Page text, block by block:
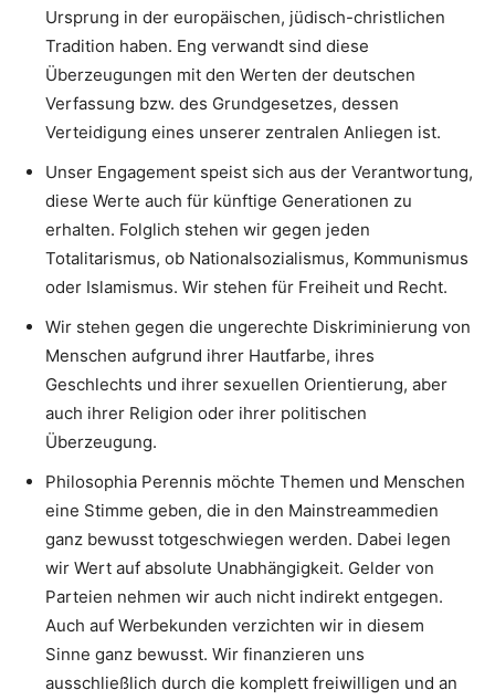
Ursprung in der europäischen, jüdisch-christlichen
Tradition haben. Eng verwandt sind diese
Überzeugungen mit den Werten der deutschen
Verfassung bzw. des Grundgesetzes, dessen
Verteidigung eines unserer zentralen Anliegen ist.
Unser Engagement speist sich aus der Verantwortung,
diese Werte auch für künftige Generationen zu
erhalten. Folglich stehen wir gegen jeden
Totalitarismus, ob Nationalsozialismus, Kommunismus
oder Islamismus. Wir stehen für Freiheit und Recht.
Wir stehen gegen die ungerechte Diskriminierung von
Menschen aufgrund ihrer Hautfarbe, ihres
Geschlechts und ihrer sexuellen Orientierung, aber
auch ihrer Religion oder ihrer politischen
Überzeugung.
Philosophia Perennis möchte Themen und Menschen
eine Stimme geben, die in den Mainstreammedien
ganz bewusst totgeschwiegen werden. Dabei legen
wir Wert auf absolute Unabhängigkeit. Gelder von
Parteien nehmen wir auch nicht indirekt entgegen.
Auch auf Werbekunden verzichten wir in diesem
Sinne ganz bewusst. Wir finanzieren uns
ausschließlich durch die komplett freiwilligen und an